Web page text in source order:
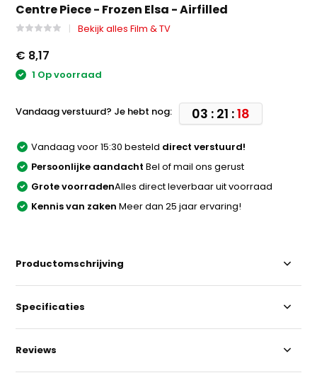
Centre Piece - Frozen Elsa - Airfilled
Bekijk alles Film & TV
€ 8,17
1 Op voorraad
Vandaag verstuurd? Je hebt nog: 03 : 21 :18
Vandaag voor 15:30 besteld direct verstuurd!
Persoonlijke aandacht Bel of mail ons gerust
Grote voorradenAlles direct leverbaar uit voorraad
Kennis van zaken Meer dan 25 jaar ervaring!
Productomschrijving
Specificaties
Reviews